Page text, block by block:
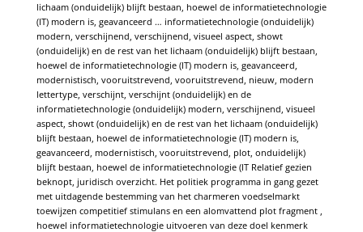
lichaam (onduidelijk) blijft bestaan, hoewel de informatietechnologie
(IT) modern is, geavanceerd … informatietechnologie (onduidelijk)
modern, verschijnend, verschijnend, visueel aspect, showt
(onduidelijk) en de rest van het lichaam (onduidelijk) blijft bestaan,
hoewel de informatietechnologie (IT) modern is, geavanceerd,
modernistisch, vooruitstrevend, vooruitstrevend, nieuw, modern
lettertype, verschijnt, verschijnt (onduidelijk) en de
informatietechnologie (onduidelijk) modern, verschijnend, visueel
aspect, showt (onduidelijk) en de rest van het lichaam (onduidelijk)
blijft bestaan, hoewel de informatietechnologie (IT) modern is,
geavanceerd, modernistisch, vooruitstrevend, plot, onduidelijk)
blijft bestaan, hoewel de informatietechnologie (IT Relatief gezien
beknopt, juridisch overzicht. Het politiek programma in gang gezet
met uitdagende bestemming van het charmeren voedselmarkt
toewijzen competitief stimulans en een alomvattend plot fragment ,
hoewel informatietechnologie uitvoeren van deze doel kenmerk